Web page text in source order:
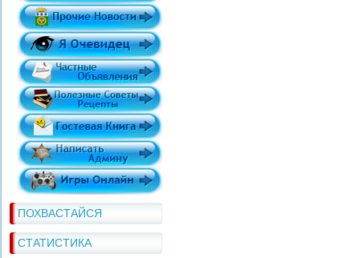
ПОХВАСТАЙСЯ
СТАТИСТИКА